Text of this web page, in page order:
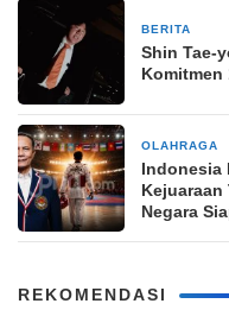
BERITA
Shin Tae-
Komitmen
OLAHRAGA
Indonesia
Kejuaraan
Negara
REKOMENDASI